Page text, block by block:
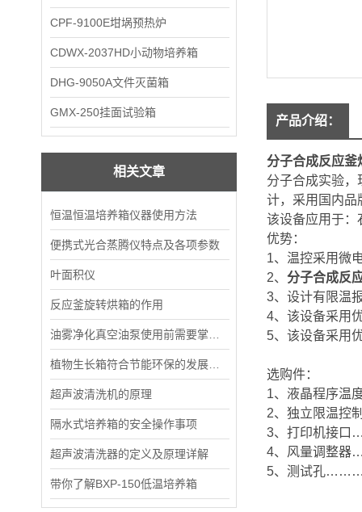
CPF-9100E坩埚预热炉
CDWX-2037HD小动物培养箱
DHG-9050A文件灭菌箱
GMX-250挂面试验箱
相关文章
恒温恒温培养箱仪器使用方法
便携式光合蒸腾仪特点及各项参数
叶面积仪
反应釜旋转烘箱的作用
超声波清洗机的原理
隔水式培养箱的安全操作事项
超声波清洗器的定义及原理详解
带你了解BXP-150低温培养箱
产品介绍：
分子合成反应釜
分子合成实验
计，采用国内品
该设备应用于：
优势：
1、温控采用微
2、 分子合成反
3、设计有限温
4、该设备采用
5、该设备
选购件：
1、液晶程序
2、独立限
3、打印机
4、风量调
5、测试孔